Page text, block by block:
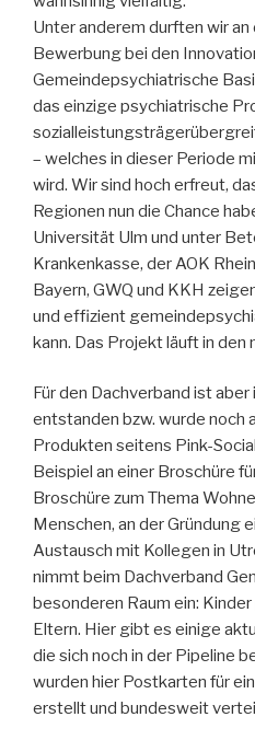
Unter anderem durften wir
Bewerbung bei den
Gemeindepsychiatrische
das einzige psychiatrische
– welches in dieser Periode
wird. Wir sind hoch erfreut,
Regionen nun die Chance
Universität Ulm und unter
Krankenkasse, der AOK
Bayern, GWQ und KKH
und effizient
kann. Das Projekt läuft in den
Für den Dachverband ist
entstanden bzw. wurde noch
Produkten seitens Pink-
Beispiel an einer Broschüre
Broschüre zum Thema
Menschen, an der Gründung
Austausch mit Kollegen in
nimmt beim Dachverband
besonderen Raum ein:
Eltern. Hier gibt es einige
die sich noch in der Pipeline
wurden hier Postkarten für
erstellt und bundesweit